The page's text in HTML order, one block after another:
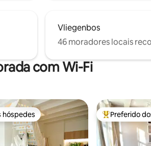
Vliegenbos
46 moradores locais
com Wi-Fi
preferidos dos hóspedes
hóspedes Entre os
Preferido